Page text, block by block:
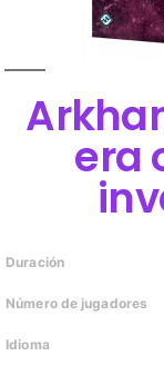
era
Duración
Número de jugadores
Idioma